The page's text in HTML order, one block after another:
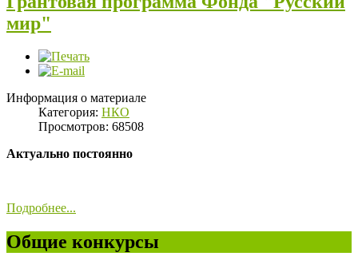
мир"
Информация о материале
Категория: НКО
Просмотров: 68508
Актуально постоянно
Подробнее...
Общие конкурсы